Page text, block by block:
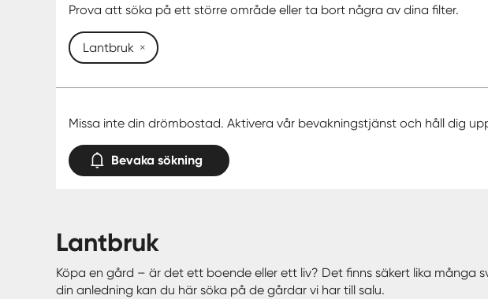
Prova att söka på ett större område eller ta bort några av dina filter.
Lantbruk
Missa inte din drömbostad. Aktivera vår bevakningstjänst och håll dig
Bevaka sökning
lantbruk
Köpa en gård – är det ett boende eller ett liv? Det finns säkert lika
din anledning kan du här söka på de gårdar vi har till salu.